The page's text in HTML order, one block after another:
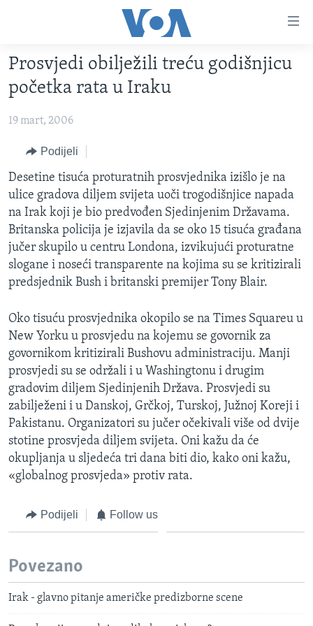
glavni
sadržaj
Pređi
na
navigaciju
Idi
na
pretragu
TV PROGRAM
VIDEO
FOTOGRAFIJE DANA
VIJESTI
SJEDINJENE AMERIČKE DRŽAVE
BOSNA I HERCEGOVINA
SVIJET
NAUKA I TEHNOLOGIJA
SPECIJALNI PROJEKTI
KORUPCIJA
SLOBODA MEDIJA
ŽENSKA STRANA
MAGAZIN
O GLASU AMERIKE
Learning English
PRATITE NAS
Prosvjedi obilježili treću godišnjicu
početka rata u Iraku
19 mart, 2006
Podijeli
Desetine tisuća proturatnih prosvjednika izišlo je na
ulice gradova diljem svijeta uoči trogodišnjice napada
na Irak koji je bio predvođen Sjedinjenim Državama.
Britanska policija je izjavila da se oko 15 tisuća građana
jučer skupilo u centru Londona, izvikujući proturatne
slogane i noseći transparente na kojima su se kritizirali
predsjednik Bush i britanski premijer Tony Blair.
Oko tisuću prosvjednika okopilo se na Times Squareu u
New Yorku u prosvjedu na kojemu se govornik za
govornikom kritizirali Bushovu administraciju. Manji
prosvjedi su se održali i u Washingtonu i drugim
gradovim diljem Sjedinjenih Država. Prosvjedi su
zabilježeni i u Danskoj, Grčkoj, Turskoj, Južnoj Koreji i
Pakistanu. Organizatori su jučer očekivali više od dvije
stotine prosvjeda diljem svijeta. Oni kažu da će
okupljanja u sljedeća tri dana biti dio, kako oni kažu,
«globalnog prosvjeda» protiv rata.
Podijeli Follow us
Povezano
Irak - glavno pitanje američke predizborne scene